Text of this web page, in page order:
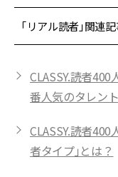
「リアル読者」関連
CLASSY.読者400
番人気のタレン
CLASSY.読者400
者タイプ」とは？